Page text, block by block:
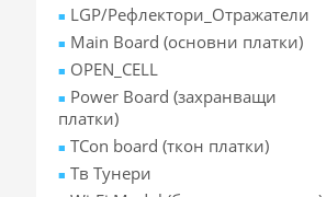
LGP/Рефлектори_Отражатели
Main Board (основни платки)
OPEN_CELL
Power Board (захранващи
платки)
TCon board (ткон платки)
Tв Тунери